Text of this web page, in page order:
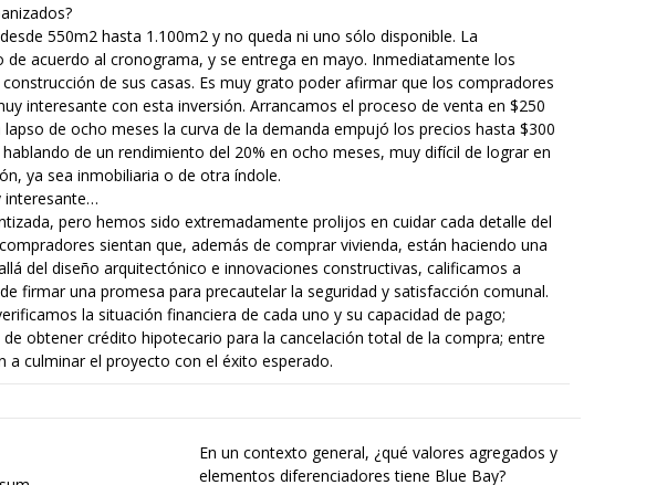
550m2 hasta 1.100m2 y no queda ni uno sólo disponible. La
de acuerdo al cronograma, y se entrega en mayo. Inmediatamente los
de sus casas. Es muy grato poder afirmar que los compradores
interesante con esta inversión. Arrancamos el proceso de venta en $250
de ocho meses la curva de la demanda empujó los precios hasta $300
de un rendimiento del 20% en ocho meses, muy difícil de lograr en
ya sea inmobiliaria o de otra índole.
interesante…
pero hemos sido extremadamente prolijos en cuidar cada detalle del
sientan que, además de comprar vivienda, están haciendo una
del diseño arquitectónico e innovaciones constructivas, calificamos a
firmar una promesa para precautelar la seguridad y satisfacción comunal.
la situación financiera de cada uno y su capacidad de pago;
obtener crédito hipotecario para la cancelación total de la compra; entre
a culminar el proyecto con el éxito esperado.
En un contexto general, ¿qué valores agregados y
elementos diferenciadores tiene Blue Bay?